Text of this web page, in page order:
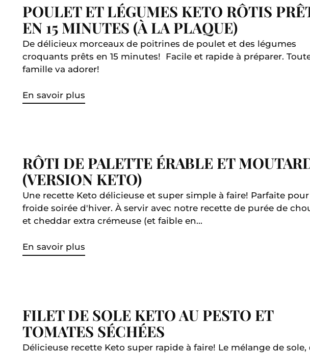
POULET ET LÉGUMES KETO RÔTIS
EN 15 MINUTES (À LA PLAQUE)
De délicieux morceaux de poitrines de poulet et des légumes
croquants prêts en 15 minutes! Facile et rapide à préparer.
famille va adorer!
En savoir plus
RÔTI DE PALETTE ÉRABLE ET
(VERSION KETO)
Une recette Keto délicieuse et super simple à faire! Parfaite
froide soirée d'hiver. À servir avec notre recette de purée de
et cheddar extra crémeuse (et faible en...
En savoir plus
FILET DE SOLE KETO AU PESTO ET
TOMATES SÉCHÉES
Délicieuse recette Keto super rapide à faire! Le mélange de sole,